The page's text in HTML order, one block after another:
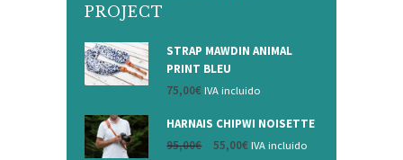
PROJECT
STRAP MAWDIN ANIMAL
PRINT BLEU
75,00€ IVA incluido
HARNAIS CHIPWI NOISETTE
95,00€ 55,00€ IVA incluido